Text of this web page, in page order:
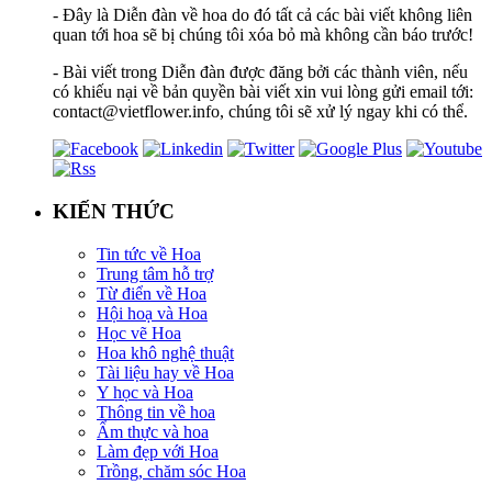
- Đây là Diễn đàn về hoa do đó tất cả các bài viết không liên
quan tới hoa sẽ bị chúng tôi xóa bỏ mà không cần báo trước!
- Bài viết trong Diễn đàn được đăng bởi các thành viên, nếu
có khiếu nại về bản quyền bài viết xin vui lòng gửi email tới:
contact@vietflower.info, chúng tôi sẽ xử lý ngay khi có thể.
KIẾN THỨC
Tin tức về Hoa
Trung tâm hỗ trợ
Từ điển về Hoa
Hội hoạ và Hoa
Học vẽ Hoa
Hoa khô nghệ thuật
Tài liệu hay về Hoa
Y học và Hoa
Thông tin về hoa
Ẩm thực và hoa
Làm đẹp với Hoa
Trồng, chăm sóc Hoa